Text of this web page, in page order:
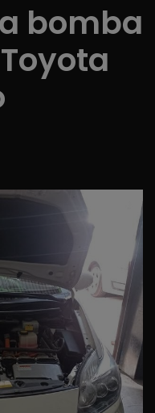
bomba